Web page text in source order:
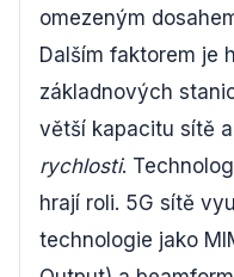
omezeným
Dalším faktorem je
základnových
větší kapacitu sítě
rychlosti.
hrají roli. 5G sítě
technologie jako